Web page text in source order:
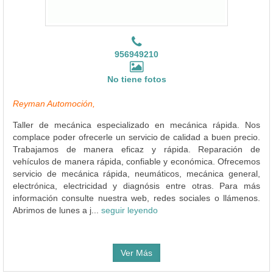
956949210
No tiene fotos
Reyman Automoción,
Taller de mecánica especializado en mecánica rápida. Nos
complace poder ofrecerle un servicio de calidad a buen precio.
Trabajamos de manera eficaz y rápida. Reparación de
vehículos de manera rápida, confiable y económica. Ofrecemos
servicio de mecánica rápida, neumáticos, mecánica general,
electrónica, electricidad y diagnósis entre otras. Para más
información consulte nuestra web, redes sociales o llámenos.
Abrimos de lunes a j... seguir leyendo
Ver Más